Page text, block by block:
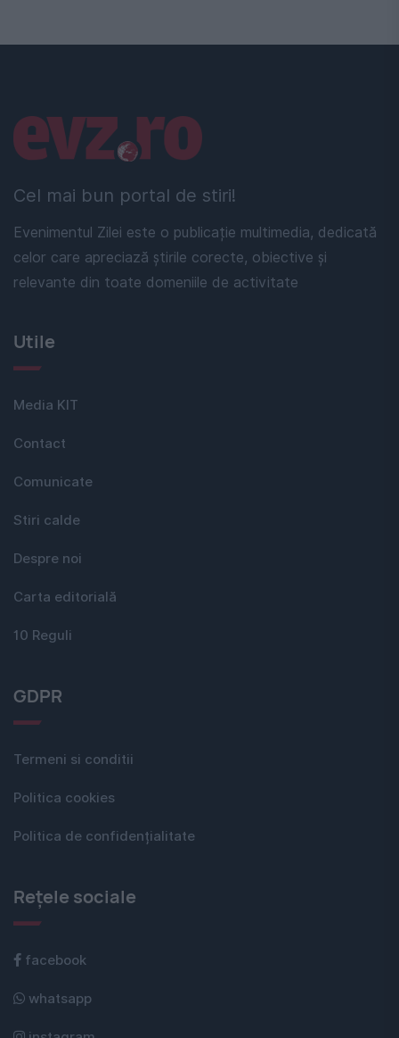
Cel mai bun portal de stiri!
Evenimentul Zilei este o publicație multimedia, dedicată
celor care apreciază știrile corecte, obiective și
relevante din toate domeniile de activitate
Linkuri utile
Utile
Media KIT
Contact
Comunicate
Stiri calde
Despre noi
Carta editorială
10 Reguli
GDPR
Termeni si conditii
Politica cookies
Politica de confidențialitate
Rețele sociale
facebook
whatsapp